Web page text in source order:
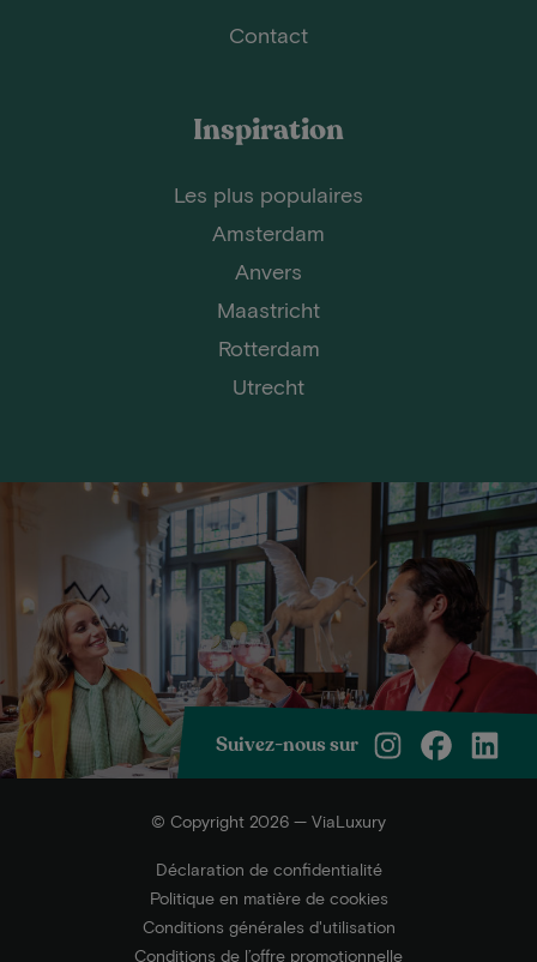
Contact
Inspiration
Les plus populaires
Amsterdam
Anvers
Maastricht
Rotterdam
Utrecht
Suivez-nous sur
© Copyright 2026 — ViaLuxury
Déclaration de confidentialité
Politique en matière de cookies
Conditions générales d'utilisation
Conditions de l’offre promotionnelle